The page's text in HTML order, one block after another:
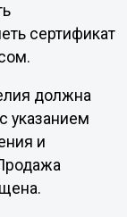
сертификат
должна
указанием
и